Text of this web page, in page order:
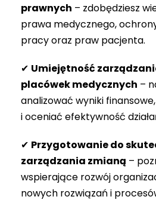
prawnych – zdobędziesz
prawa medycznego,
pracy oraz praw pacjenta.
✔ Umiejętność
placówek medycznych –
analizować wyniki
i oceniać efektywność
✔ Przygotowanie do
zarządzania zmianą –
wspierające rozwój
nowych rozwiązań i